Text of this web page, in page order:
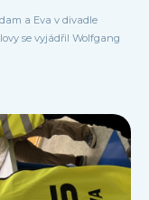
a Eva v divadle
se vyjádřil Wolfgang